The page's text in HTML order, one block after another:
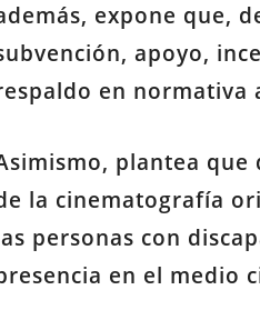
expone que,
apoyo,
en normativa
plantea que
la cinematografía
personas con
en el medio